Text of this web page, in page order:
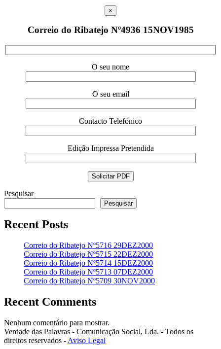
×
Correio do Ribatejo Nº4936 15NOV1985
O seu nome
O seu email
Contacto Telefónico
Edição Impressa Pretendida
Pesquisar
Pesquisar
Recent Posts
Correio do Ribatejo Nº5716 29DEZ2000
Correio do Ribatejo Nº5715 22DEZ2000
Correio do Ribatejo Nº5714 15DEZ2000
Correio do Ribatejo Nº5713 07DEZ2000
Correio do Ribatejo Nº5709 30NOV2000
Recent Comments
Nenhum comentário para mostrar.
Verdade das Palavras - Comunicação Social, Lda. - Todos os
direitos reservados - Aviso Legal